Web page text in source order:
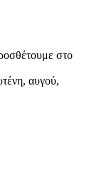
στο
αυγού,